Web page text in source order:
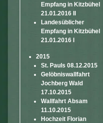
Empfang in Kitzbühel
21.01.2016 II
Landesüblicher
Empfang in Kitzbühel
21.01.2016 I
2015
St. Pauls 08.12.2015
Gelöbniswallfahrt
Jochberg Wald
17.10.2015
Wallfahrt Absam
11.10.2015
Hochzeit Florian